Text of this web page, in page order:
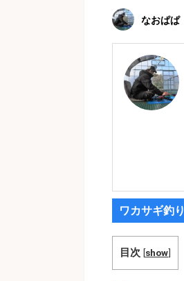
なおぱぱ
ワカサギ釣り
目次 [show]